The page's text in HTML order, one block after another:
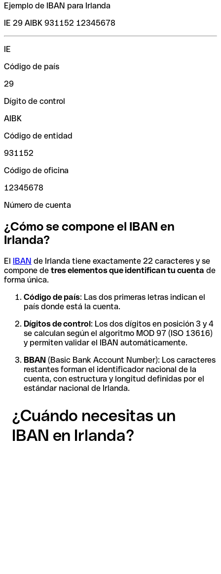
Ejemplo de IBAN para Irlanda
IE 29 AIBK 931152 12345678
IE
Código de país
29
Dígito de control
AIBK
Código de entidad
931152
Código de oficina
12345678
Número de cuenta
¿Cómo se compone el IBAN en
Irlanda?
El IBAN de Irlanda tiene exactamente 22 caracteres y se
compone de tres elementos que identifican tu cuenta de
forma única.
Código de país: Las dos primeras letras indican el
país donde está la cuenta.
Dígitos de control: Los dos dígitos en posición 3 y 4
se calculan según el algoritmo MOD 97 (ISO 13616)
y permiten validar el IBAN automáticamente.
BBAN (Basic Bank Account Number): Los caracteres
restantes forman el identificador nacional de la
cuenta, con estructura y longitud definidas por el
estándar nacional de Irlanda.
¿Cuándo necesitas un
IBAN en Irlanda?